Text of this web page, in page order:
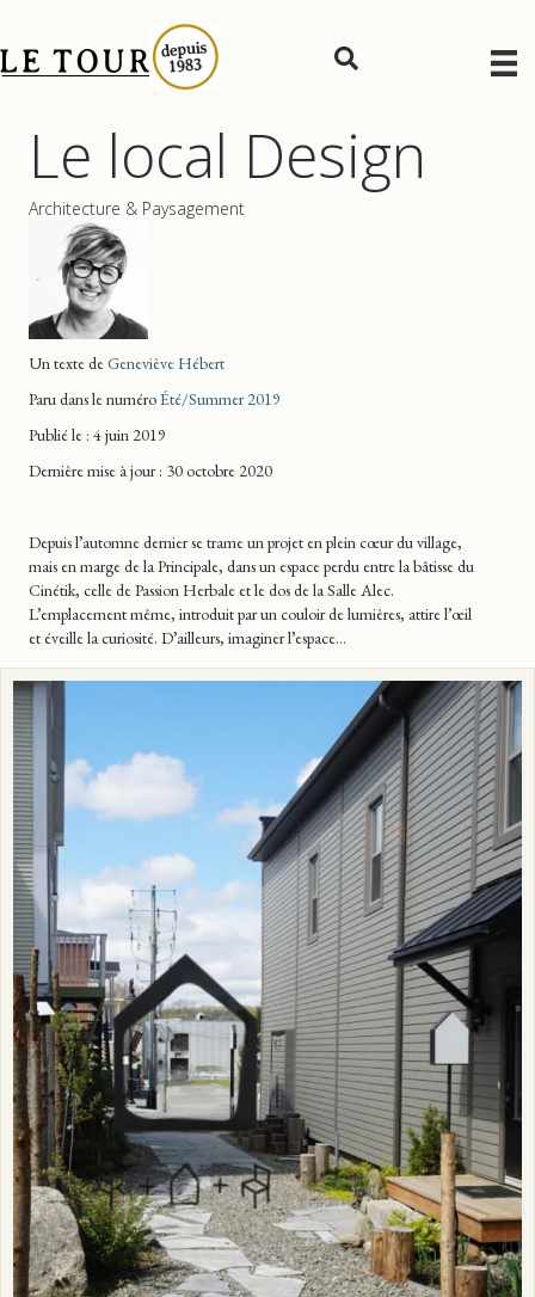
Le local Design
Architecture & Paysagement
Un texte deGeneviève Hébert
Paru dans le numéroÉté/Summer 2019
Publié le : 4 juin 2019
Dernière mise à jour: 30 octobre 2020
Depuis l’automne dernier se trame un projet en plein cœur du village,
mais en marge de la Principale, dans un espace perdu entre la bâtisse du
Cinétik, celle de Passion Herbale et le dos de la Salle Alec.
L’emplacement même, introduit par un couloir de lumières, attire l’œil
et éveille la curiosité. D’ailleurs, imaginer l’espace…